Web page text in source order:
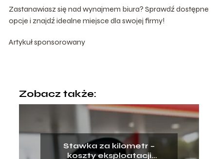
Zastanawiasz się nad wynajmem biura? Sprawdź dostępne
opcje i znajdź idealne miejsce dla swojej firmy!
Artykuł sponsorowany
Zobacz także:
Stawka za kilometr –
koszty eksploatacji